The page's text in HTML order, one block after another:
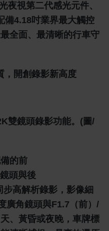
夜視第二代感光元件、
備4.18吋業界最大觸控
全面、最清晰的行車守
，開創錄影新高度
雙鏡頭錄影功能。(圖/
的前
頭與後
高解析錄影，影像細
廣角鏡頭與F1.7（前）/
、黃昏或夜晚，車牌標